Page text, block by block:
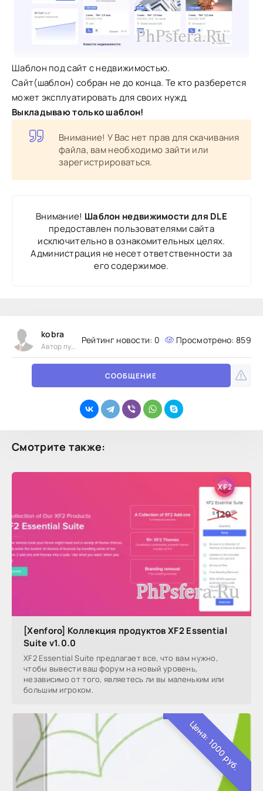
Шаблон под сайт с недвижимостью.
Сайт(шаблон) собран не до конца. Те кто разберется
может эксплуатировать для своих нужд.
Выкладываю только шаблон!
Внимание! У Вас нет прав для скачивания
файла, вам необходимо зайти или
зарегистрироваться.
Внимание! Шаблон недвижимости для DLE
предоставлен пользователями сайта
исключительно в ознакомительных целях.
Администрация не несет ответственности за
его содержимое.
kobra
Автор публикации
Рейтинг новости: 0 Просмотрено: 859
СООБЩЕНИЕ
Смотрите также:
[Xenforo] Коллекция продуктов XF2 Essential
Suite v1.0.0
XF2 Essential Suite предлагает все, что вам нужно,
чтобы вывести ваш форум на новый уровень,
независимо от того, являетесь ли вы маленьким или
большим игроком.
Цена: 1000 руб.